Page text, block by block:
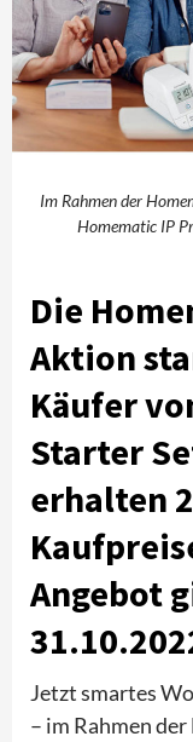
Im Rahmen der
Homematic IP
Die
Aktion
Käufer
Starter
erhalten
Angebot
Jetzt smartes
– im Rahmen